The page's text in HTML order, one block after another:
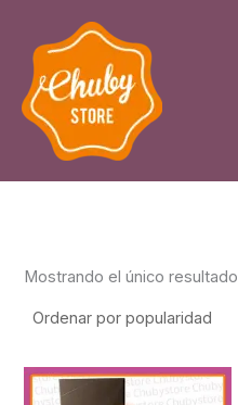
contenido
Mostrando el único resultado